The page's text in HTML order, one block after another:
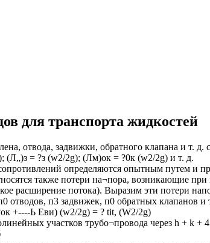
для транспорта жидкостей
отвода, задвижки, обратного клапана и т. д.
= ?з (w2/2g); (Лм)ок = ?0к (w2/2g) и т. д.
определяются опытным путем и
также потери на¬пора, возникающие
расширение потока). Выразим эти потери
отводов, п3 задвижек, п0 обратных клапанов и
+----Ь Еви) (w2/2g) = ? tit, (W2/2g)
участков трубо¬провода через h + k +